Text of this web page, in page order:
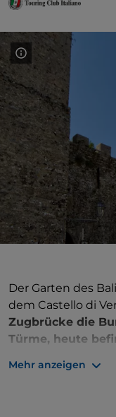
Der Garten des
dem Castello di
Zugbrücke die
Türme, heute
von den
Mehr anzeigen